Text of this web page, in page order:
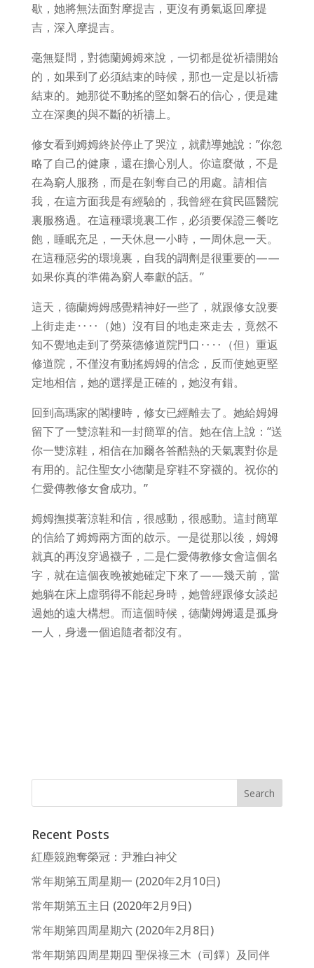
歇，她將無法面對摩提吉，更沒有勇氣返回摩提
吉，深入摩提吉。
毫無疑問，對德蘭姆姆來說，一切都是從祈禱開始
的，如果到了必須結束的時候，那也一定是以祈禱
結束的。她那從不動搖的堅如磐石的信心，便是建
立在深奧的與不斷的祈禱上。
修女看到姆姆終於停止了哭泣，就勸導她說：”你忽
略了自己的健康，還在擔心別人。你這麼做，不是
在為窮人服務，而是在剝奪自己的用處。請相信
我，在這方面我是有經驗的，我曾經在貧民區醫院
裏服務過。在這種環境裏工作，必須要保證三餐吃
飽，睡眠充足，一天休息一小時，一周休息一天。
在這種惡劣的環境裏，自我的調劑是很重要的——
如果你真的準備為窮人奉獻的話。”
這天，德蘭姆姆感覺精神好一些了，就跟修女說要
上街走走‥‥（她）沒有目的地走來走去，竟然不
知不覺地走到了勞萊德修道院門口‥‥（但）重返
修道院，不僅沒有動搖姆姆的信念，反而使她更堅
定地相信，她的選擇是正確的，她沒有錯。
回到高瑪家的閣樓時，修女已經離去了。她給姆姆
留下了一雙涼鞋和一封簡單的信。她在信上說：”送
你一雙涼鞋，相信在加爾各答酷熱的天氣裏對你是
有用的。記住聖女小德蘭是穿鞋不穿襪的。祝你的
仁愛傳教修女會成功。”
姆姆撫摸著涼鞋和信，很感動，很感動。這封簡單
的信給了姆姆兩方面的啟示。一是從那以後，姆姆
就真的再沒穿過襪子，二是仁愛傳教修女會這個名
字，就在這個夜晚被她確定下來了——幾天前，當
她躺在床上虛弱得不能起身時，她曾經跟修女談起
過她的遠大構想。而這個時候，德蘭姆姆還是孤身
一人，身邊一個追隨者都沒有。
Recent Posts
紅塵競跑奪榮冠：尹雅白神父
常年期第五周星期一 (2020年2月10日)
常年期第五主日 (2020年2月9日)
常年期第四周星期六 (2020年2月8日)
常年期第四周星期四 聖保祿三木（司鐸）及同伴